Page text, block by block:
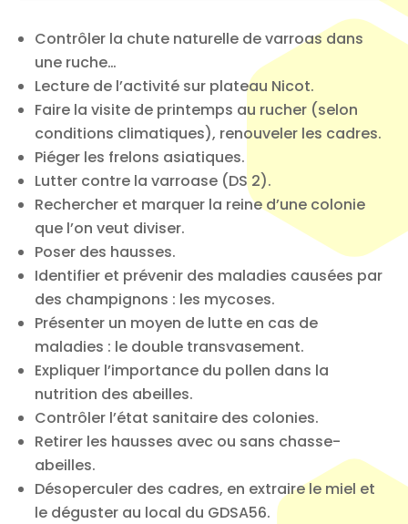
Contrôler la chute naturelle de varroas dans
une ruche…
Lecture de l’activité sur plateau Nicot.
Faire la visite de printemps au rucher (selon
conditions climatiques), renouveler les cadres.
Piéger les frelons asiatiques.
Lutter contre la varroase (DS 2).
Rechercher et marquer la reine d’une colonie
que l’on veut diviser.
Poser des hausses.
Identifier et prévenir des maladies causées par
des champignons : les mycoses.
Présenter un moyen de lutte en cas de
maladies : le double transvasement.
Expliquer l’importance du pollen dans la
nutrition des abeilles.
Contrôler l’état sanitaire des colonies.
Retirer les hausses avec ou sans chasse-
abeilles.
Désoperculer des cadres, en extraire le miel et
le déguster au local du GDSA56.